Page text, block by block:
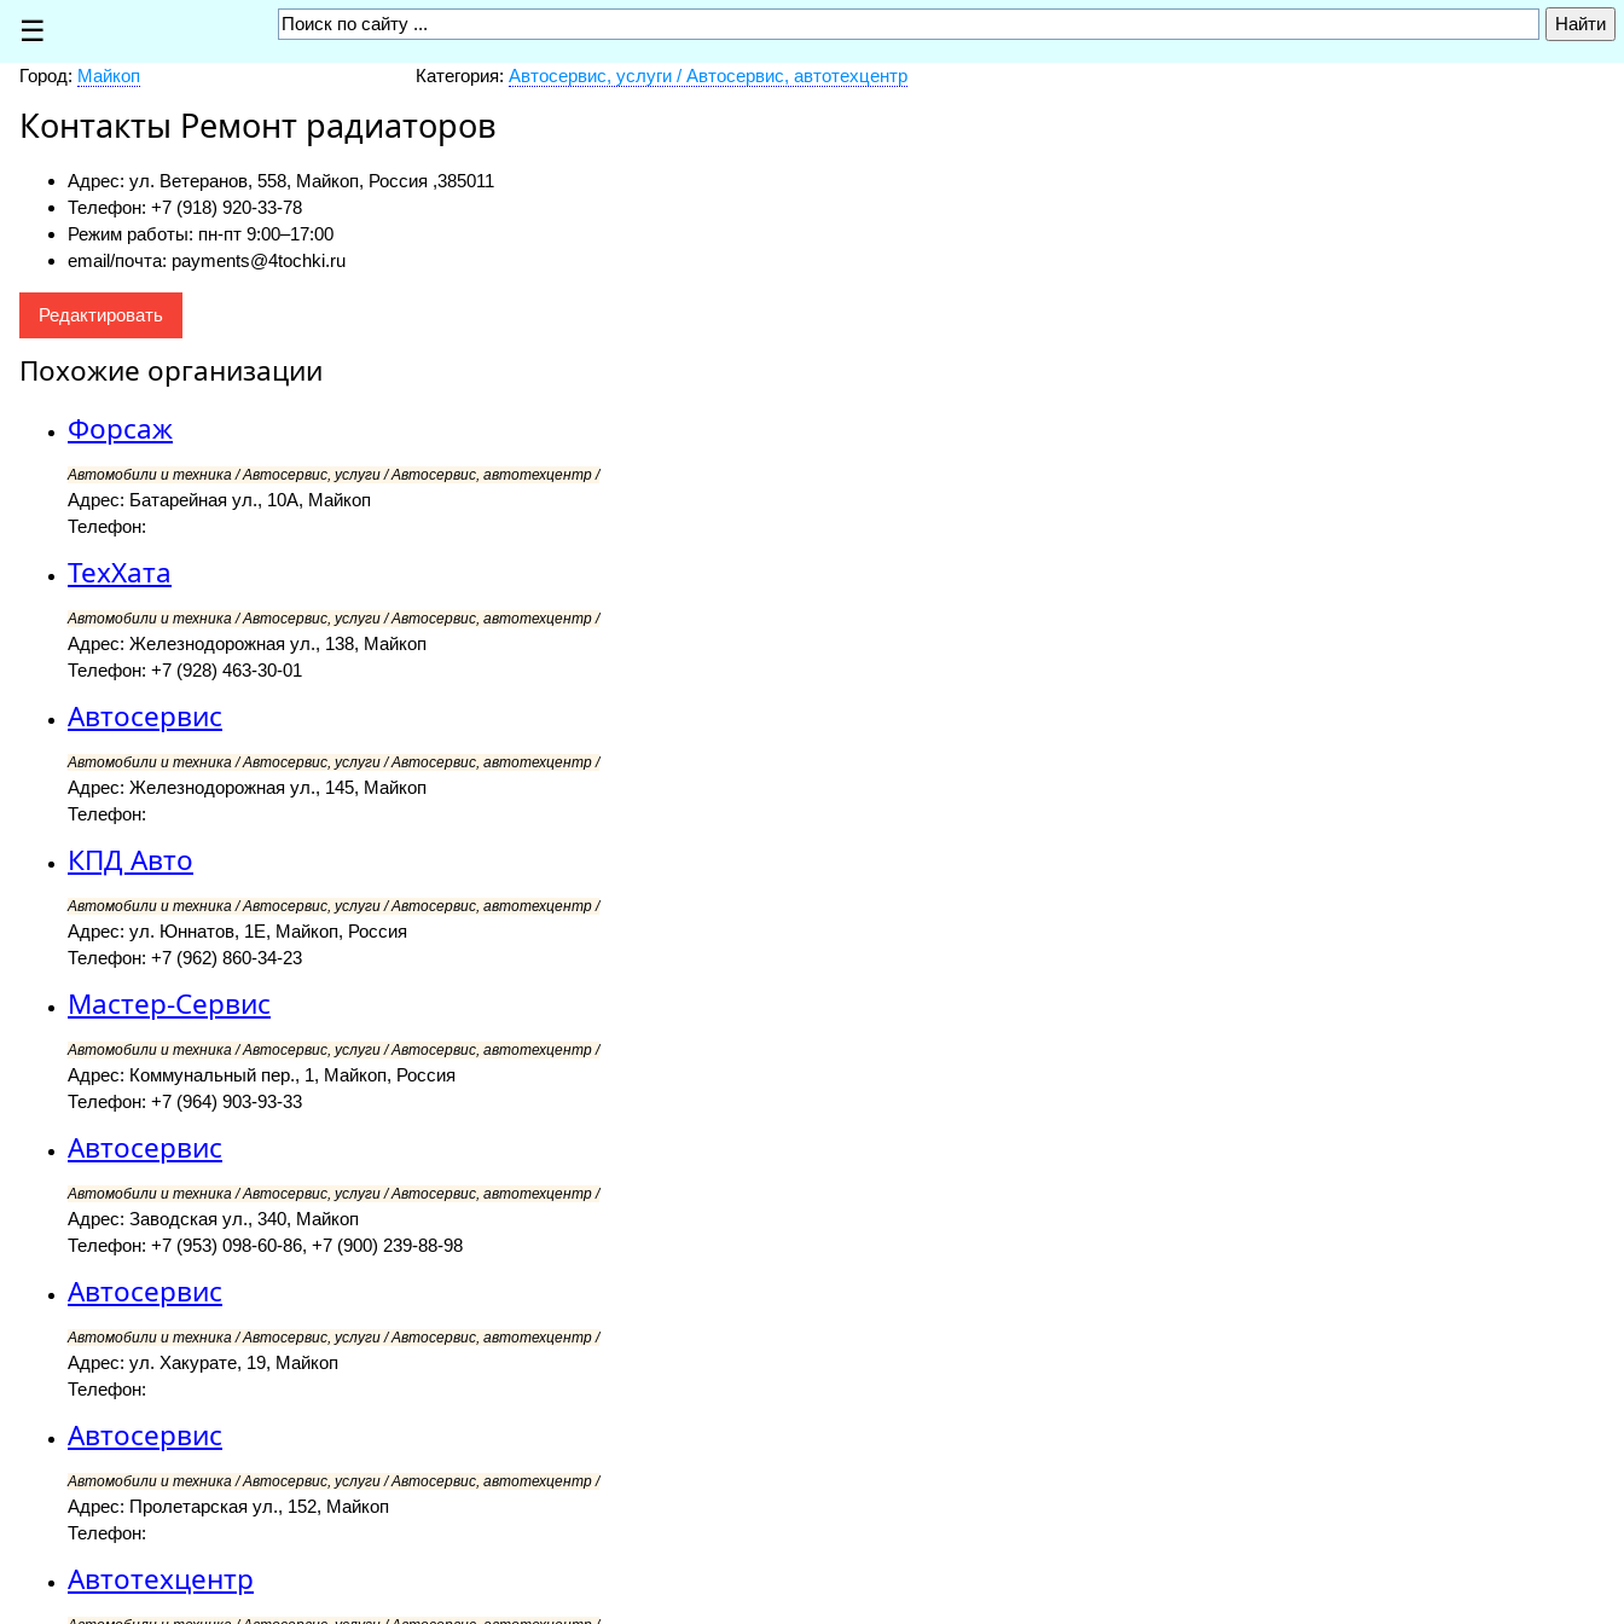
☰
Город: Майкоп Категория: Автосервис, услуги / Автосервис, автотехцентр
Контакты Ремонт радиаторов
Адрес: ул. Ветеранов, 558, Майкоп, Россия ,385011
Телефон: +7 (918) 920-33-78
Режим работы: пн-пт 9:00–17:00
email/почта: payments@4tochki.ru
Редактировать
Похожие организации
Форсаж
Автомобили и техника / Автосервис, услуги / Автосервис, автотехцентр /
Адрес: Батарейная ул., 10А, Майкоп
Телефон:
ТехХата
Автомобили и техника / Автосервис, услуги / Автосервис, автотехцентр /
Адрес: Железнодорожная ул., 138, Майкоп
Телефон: +7 (928) 463-30-01
Автосервис
Автомобили и техника / Автосервис, услуги / Автосервис, автотехцентр /
Адрес: Железнодорожная ул., 145, Майкоп
Телефон:
КПД Авто
Автомобили и техника / Автосервис, услуги / Автосервис, автотехцентр /
Адрес: ул. Юннатов, 1Е, Майкоп, Россия
Телефон: +7 (962) 860-34-23
Мастер-Сервис
Автомобили и техника / Автосервис, услуги / Автосервис, автотехцентр /
Адрес: Коммунальный пер., 1, Майкоп, Россия
Телефон: +7 (964) 903-93-33
Автосервис
Автомобили и техника / Автосервис, услуги / Автосервис, автотехцентр /
Адрес: Заводская ул., 340, Майкоп
Телефон: +7 (953) 098-60-86, +7 (900) 239-88-98
Автосервис
Автомобили и техника / Автосервис, услуги / Автосервис, автотехцентр /
Адрес: ул. Хакурате, 19, Майкоп
Телефон:
Автосервис
Автомобили и техника / Автосервис, услуги / Автосервис, автотехцентр /
Адрес: Пролетарская ул., 152, Майкоп
Телефон:
Автотехцентр